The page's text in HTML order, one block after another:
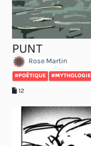
PUNT
Rose Martin
#POÉTIQUE #MYTHOLOGIE
12